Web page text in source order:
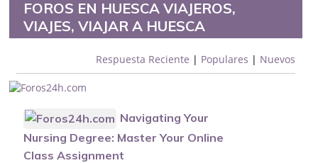
FOROS EN HUESCA VIAJEROS,
VIAJES, VIAJAR A HUESCA
Respuesta Reciente | Populares | Nuevos
Navigating Your
Nursing Degree: Master Your Online
Class Assignment